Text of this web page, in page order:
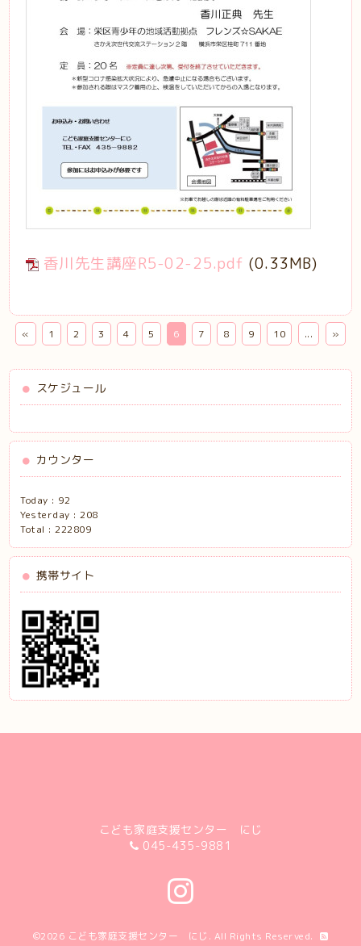
香川先生講座R5-02-25.pdf (0.33MB)
« 1 2 3 4 5 6 7 8 9 10 ... »
スケジュール
カウンター
Today : 92
Yesterday :208
Total :222809
携帯サイト
こども家庭支援センター にじ
045-435-9881
©2026 こども家庭支援センター にじ . All Rights Reserved.